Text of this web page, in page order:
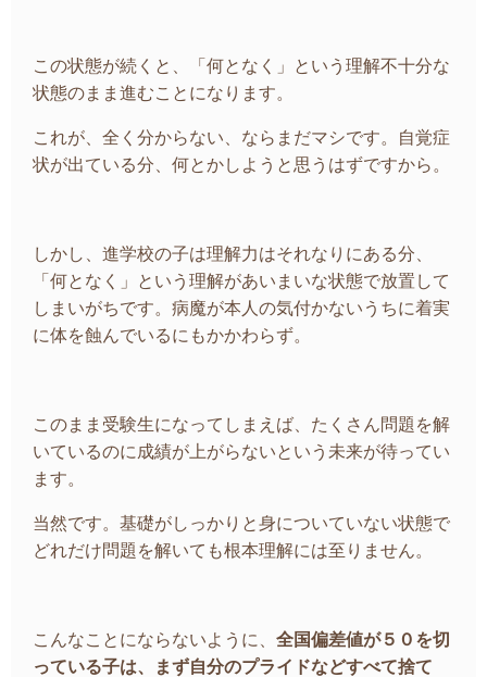
この状態が続くと、「何となく」という理解不十分な
状態のまま進むことになります。
これが、全く分からない、ならまだマシです。自覚症
状が出ている分、何とかしようと思うはずですから。
しかし、進学校の子は理解力はそれなりにある分、
「何となく」という理解があいまいな状態で放置して
しまいがちです。病魔が本人の気付かないうちに着実
に体を蝕んでいるにもかかわらず。
このまま受験生になってしまえば、たくさん問題を解
いているのに成績が上がらないという未来が待ってい
ます。
当然です。基礎がしっかりと身についていない状態で
どれだけ問題を解いても根本理解には至りません。
こんなことにならないように、 全国偏差値が５０を切
っている子は、まず自分のプライドなどすべて捨て